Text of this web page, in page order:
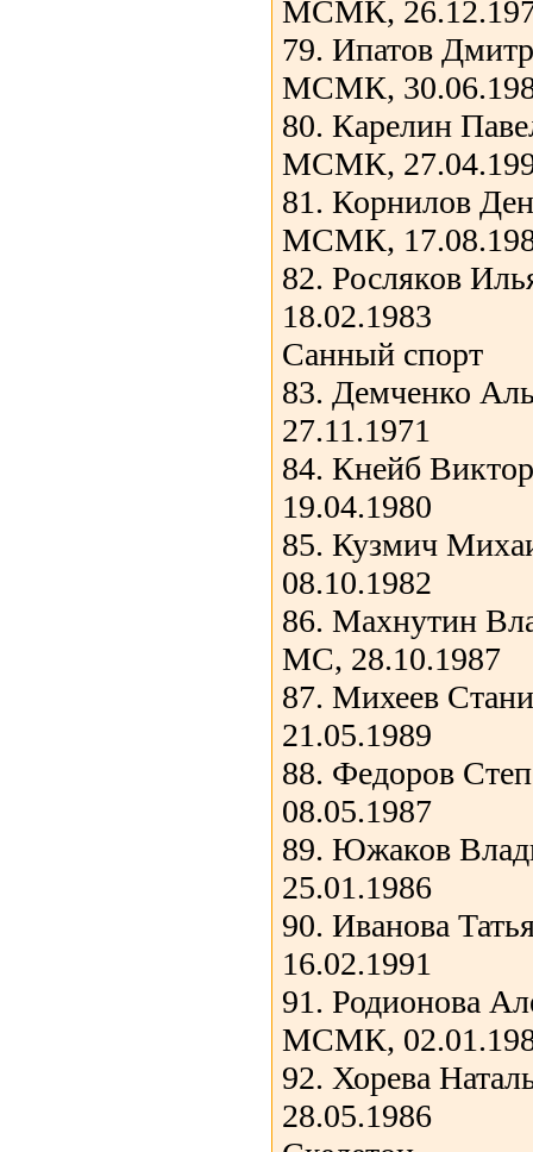
МСМК,
79. Ипатов
МСМК,
80. Карелин
МСМК,
81. Корнилов
МСМК,
82. Росляков
18.02.1983
Санный спорт
83. Демченко
27.11.1971
84. Кнейб
19.04.1980
85. Кузмич
08.10.1982
86. Махнутин
МС, 28.10.1987
87. Михеев
21.05.1989
88. Федоров
08.05.1987
89. Южаков
25.01.1986
90. Иванова
16.02.1991
91. Родионова
МСМК,
92. Хорева
28.05.1986